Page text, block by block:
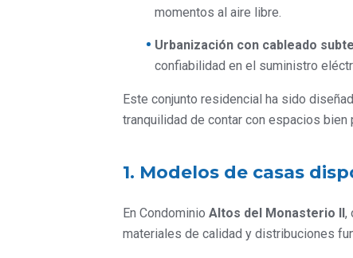
momentos al aire libre.
Urbanización con cableado
confiabilidad en el suministro
Este conjunto residencial ha sido
tranquilidad de contar con espacios
1. Modelos de casas
En Condominio Altos del Monasterio II,
materiales de calidad y distribuciones